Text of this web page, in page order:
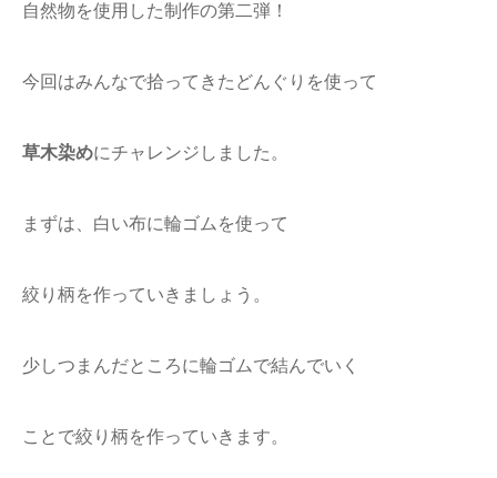
自然物を使用した制作の第二弾！
今回はみんなで拾ってきたどんぐりを使って
草木染めにチャレンジしました。
まずは、白い布に輪ゴムを使って
絞り柄を作っていきましょう。
少しつまんだところに輪ゴムで結んでいく
ことで絞り柄を作っていきます。